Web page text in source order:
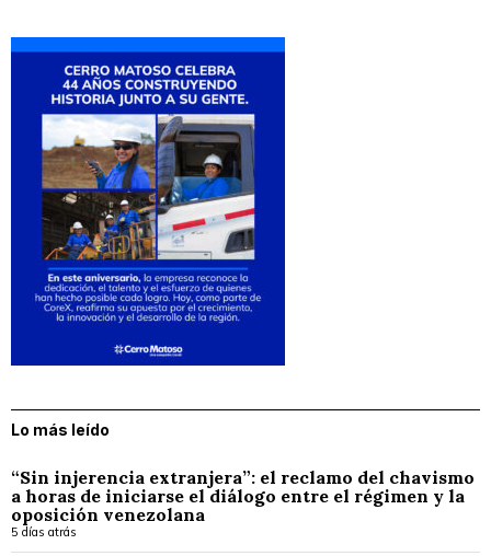
Lo más leído
“Sin injerencia extranjera”: el reclamo del chavismo
a horas de iniciarse el diálogo entre el régimen y la
oposición venezolana
5 días atrás